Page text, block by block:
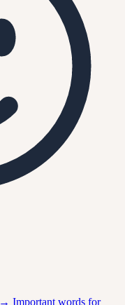
→ Important words for